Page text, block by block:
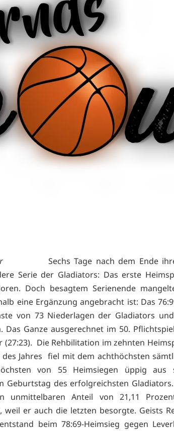
Sechs Tage nach dem Ende ihrer
Serie der Gladiators: Das erste
Doch besagtem Serienende
eine Ergänzung angebracht ist: Das
von 73 Niederlagen der Gladiators
Das Ganze ausgerechnet im 50.
(27:23). Die Rehbilitation im zehnten
Jahres fiel mit dem achthöchsten
von 55 Heimsiegen üppig aus
Geburtstag des erfolgreichsten
unmittelbaren Anteil von 21,11
weil er auch die letzten besorgte. Geists
beim 78:69-Heimsieg gegen